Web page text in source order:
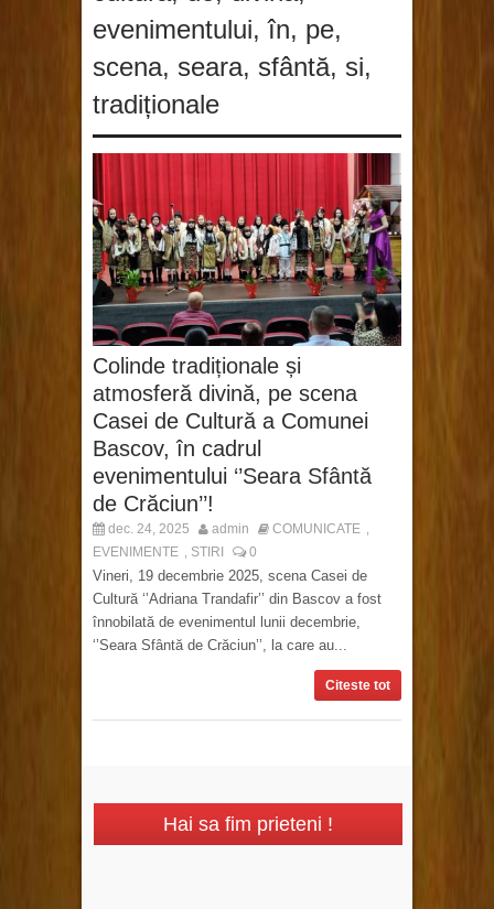
evenimentului,în, pe,
scena, seara, sfântă, si,
tradiționale
Colinde tradiționale și
atmosferă divină, pe scena
Casei de Cultură a Comunei
Bascov, în cadrul
evenimentului ‘’Seara Sfântă
de Crăciun’’!
dec. 24, 2025 admin COMUNICATE
EVENIMENTE STIRI 0
Vineri, 19 decembrie 2025, scena Casei de
Cultură ‘’Adriana Trandafir’’ din Bascov a fost
înnobilată de evenimentul lunii decembrie,
‘’Seara Sfântă de Crăciun’’, la care au...
Citeste tot
Hai sa fim prieteni !